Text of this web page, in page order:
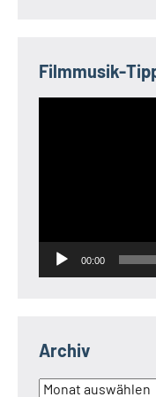
Filmmusik-
00:00
Archiv
Archiv